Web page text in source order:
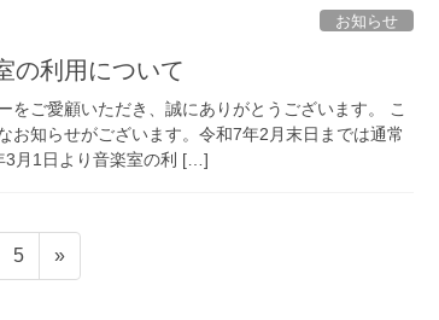
お知らせ
の利用について
をご愛顧いただき、誠にありがとうございます。 こ
お知らせがございます。令和7年2月末日までは通常
3月1日より音楽室の利 […]
固
定
5 »